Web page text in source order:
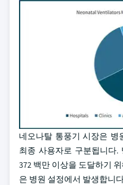
네오나탈 통풍기 시장은
최종 사용자로 구분됩니다.
372 백만 이상을 도달하기
은 병원 설정에서 발생합니